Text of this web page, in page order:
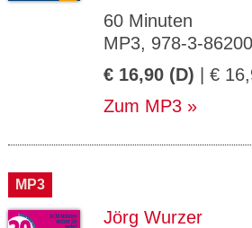
60 Minuten
MP3, 978-3-
€ 16,90 (D) | €
Zum MP3
MP3
Jörg Wurzer